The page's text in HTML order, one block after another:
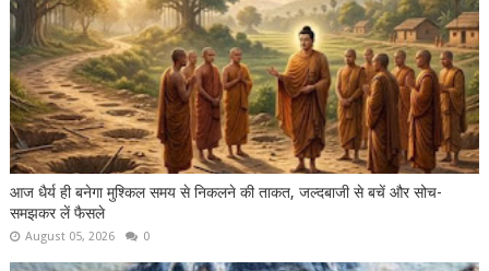
आज धैर्य ही बनेगा मुश्किल समय से निकलने की ताकत, जल्दबाजी से बचें और सोच-
समझकर लें फैसले
August 05, 2026 0